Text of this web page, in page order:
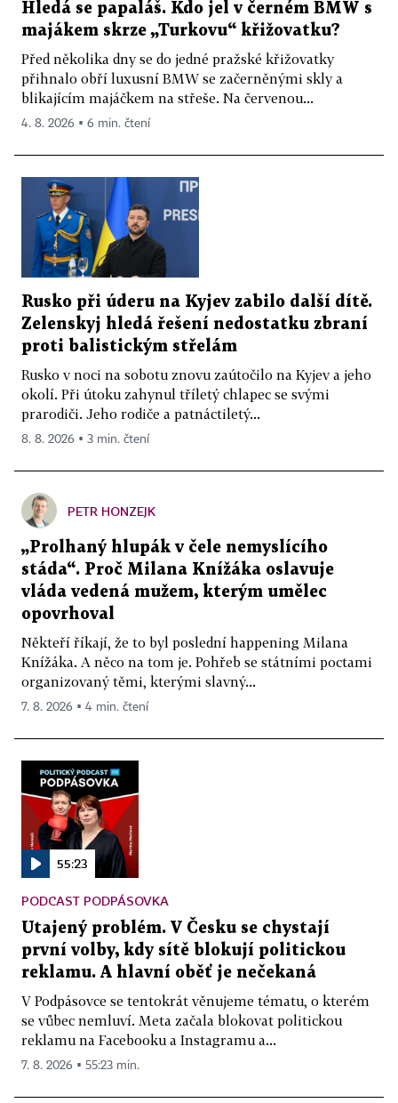
Hledá se papaláš. Kdo jel v černém BMW s
majákem skrze „Turkovu“ křižovatku?
Před několika dny se do jedné pražské křižovatky
přihnalo obří luxusní BMW se začerněnými skly a
blikajícím majáčkem na střeše. Na červenou...
4. 8. 2026 ▪ 6 min. čtení
Rusko při úderu na Kyjev zabilo další dítě.
Zelenskyj hledá řešení nedostatku zbraní
proti balistickým střelám
Rusko v noci na sobotu znovu zaútočilo na Kyjev a jeho
okolí. Při útoku zahynul tříletý chlapec se svými
prarodiči. Jeho rodiče a patnáctiletý...
8. 8. 2026 ▪ 3 min. čtení
PETR HONZEJK
„Prolhaný hlupák v čele nemyslícího
stáda“. Proč Milana Knížáka oslavuje
vláda vedená mužem, kterým umělec
opovrhoval
Někteří říkají, že to byl poslední happening Milana
Knížáka. A něco na tom je. Pohřeb se státními poctami
organizovaný těmi, kterými slavný...
7. 8. 2026 ▪ 4 min. čtení
55:23
PODCAST PODPÁSOVKA
Utajený problém. V Česku se chystají
první volby, kdy sítě blokují politickou
reklamu. A hlavní oběť je nečekaná
V Podpásovce se tentokrát věnujeme tématu, o kterém
se vůbec nemluví. Meta začala blokovat politickou
reklamu na Facebooku a Instagramu a...
7. 8. 2026 ▪ 55:23 min.